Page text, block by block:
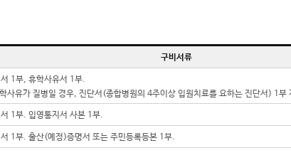
구비서류
1부, 휴학사유서 1부.
사유가 질병일 경우, 진단서(종합병원의 4주이상 입원치료를 요하는 진단서) 1부
1부. 입영통지서 사본 1부.
1부. 출산(예정)증명서 또는 주민등록등본 1부.